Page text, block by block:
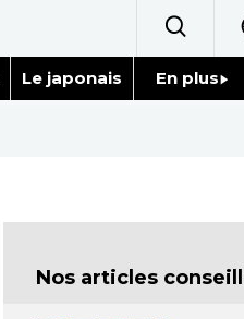
Le japonais En plus
Nos articles